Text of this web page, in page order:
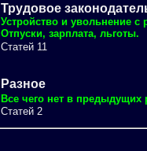
Трудовое
Устройство и увольнение с
Отпуски, зарплата, льготы.
Статей 11
Разное
Все чего нет в предыдущих
Статей 2